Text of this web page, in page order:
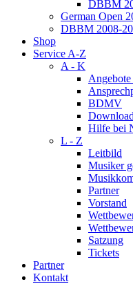
DBBM
German Open
DBBM 2008-
Shop
Service A-Z
A - K
BDMV
Hilfe bei
L - Z
Leitbild
Musiker
Partner
Vorstand
Satzung
Tickets
Partner
Kontakt